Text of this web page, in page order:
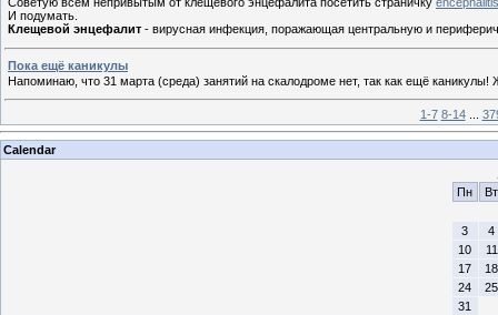
И подумать.
Клещевой энцефалит - вирусная инфекция, поражающая центральную и
Пока ещё каникулы
Напоминаю, что 31 марта (среда) занятий на скалодроме нет, так как ещё каникулы!
1-7 8-14
Calendar
Пн
Вт
3
4
10
11
17
18
24
25
31